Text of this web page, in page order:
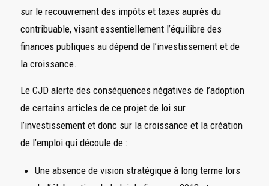
sur le recouvrement des impôts et taxes auprès du
contribuable, visant essentiellement l’équilibre des
finances publiques au dépend de l’investissement et de
la croissance.
Le CJD alerte des conséquences négatives de l’adoption
de certains articles de ce projet de loi sur
l’investissement et donc sur la croissance et la création
de l’emploi qui découle de :
Une absence de vision stratégique à long terme lors